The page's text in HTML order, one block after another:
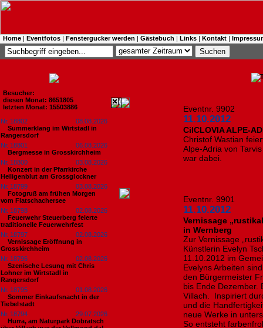
Home | Eventfotos | Fenstergucker werden | Gästebuch | Links | Kontakt |
Besucher:
diesen Monat: 8651805
letzten Monat: 15503886
Nr. 18802
08.08.2026
Summerklang im Wirtstadl in
Rangersdorf
Nr. 18801
06.08.2026
Bergmesse in Grosskirchheim
Nr. 18800
03.08.2026
Konzert in der Pfarrkirche
Heiligenblut am Grossglockner
Nr. 18799
03.08.2026
Fotogruß am frühen Morgen
vom Flatschachersee
Nr. 18798
02.08.2026
Feuerwehr Steuerberg feierte
traditionelle Feuerwehrfest
Nr. 18797
02.08.2026
Vernissage Eröffnung in
Grosskirchheim
Nr. 18796
02.08.2026
Szenische Lesung mit Chris
Lohner im Wirtstadl in
Rangersdorf
Nr. 18795
01.08.2026
Sommer Einkaufsnacht in der
Tiebelstadt
Nr. 18794
29.07.2026
Hurra, am Naturpark Dobratsch
Eventnr. 9902
11.10.2012
CiICLOVIA ALPE-
Christof Wastian
Alpe-Adria von
war dabei.
Eventnr. 9901
11.10.2012
Vernissage
in Wernberg
Zur Vernissage
Künstlerin Evelyn
11.10.2012 im
Evelyns Arbeiten
den Bürgermeister
bis Ende Dezember.
Villach. Inspiriert
und die
neue Werke in
So entsteht